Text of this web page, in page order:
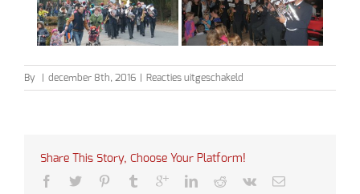
By december 8th, 2016 Reacties uitgeschakeld
Sinterklaas
Share This Story, Choose Your Platform!